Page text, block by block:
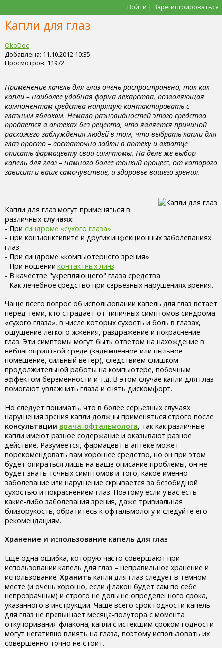
Войти | Зарегистрироваться
Капли для глаз
OkoDoc
Добавлена: 11.10.2012 10:35
Просмотров: 11972
Применение капель для глаз очень распространено, так как
капли – наиболее удобная форма лекарства, позволяющая
компонентам средства напрямую контактировать с
глазным яблоком. Немало разновидностей этого средства
продается в аптеках без рецепта, что является причиной
расхожего заблуждения людей в том, что выбрать капли для
глаз просто – достаточно зайти в аптеку и вкратце
описать фармацевту свои симптомы. На деле же выбор
капель для глаз – намного более тонкий процесс, от которого
зависит и ваше самочувствие, и здоровье вашего зрения.
Капли для глаз могут применяться в
различных случаях:
- При синдроме «сухого глаза»
- При конъюнктивите и других инфекционных заболеваниях
глаз
- При синдроме «компьютерного зрения»
- При ношении контактных линз
- В качестве "укрепляющего" глаза средства
- Как лечебное средство при серьезных нарушениях зрения.
Чаще всего вопрос об использовании капель для глаз встает
перед теми, кто страдает от типичных симптомов синдрома
«сухого глаза», в числе которых сухость и боль в глазах,
ощущение легкого жжения, раздражение и покраснение
глаз. Эти симптомы могут быть ответом на нахождение в
неблагоприятной среде (задымленное или пыльное
помещение, сильный ветер), следствием слишком
продолжительной работы на компьютере, побочным
эффектом беременности и т.д. В этом случае капли для глаз
помогают увлажнить глаза и снять дискомфорт.
Но следует понимать, что в более серьезных случаях
нарушения зрения капли должны применяться строго после
консультации врача-офтальмолога, так как различные
капли имеют разное содержание и оказывают разное
действие. Разумеется, фармацевт в аптеке может
порекомендовать вам хорошее средство, но он при этом
будет опираться лишь на ваше описание проблемы, он не
будет знать точных симптомов и того, какое именно
заболевание или нарушение скрывается за безобидной
сухостью и покраснением глаз. Поэтому если у вас есть
какие-либо заболевания зрения, даже тривиальная
близорукость, обратитесь к офтальмологу и следуйте его
рекомендациям.
Хранение и использование капель для глаз
Еще одна ошибка, которую часто совершают при
использовании капель для глаз – неправильное хранение и
использование. Хранить капли для глаз следует в темном
месте (и очень хорошо, если флакон будет сам по себе
непрозрачным) и строго не дольше определенного срока,
указанного в инструкции. Чаще всего срок годности капель
для глаз не превышает месяца-полутора с момента
откупоривания флакона; капли с истекшим сроком годности
могут негативно влиять на глаза, поэтому использовать их
совершенно точно не стоит.